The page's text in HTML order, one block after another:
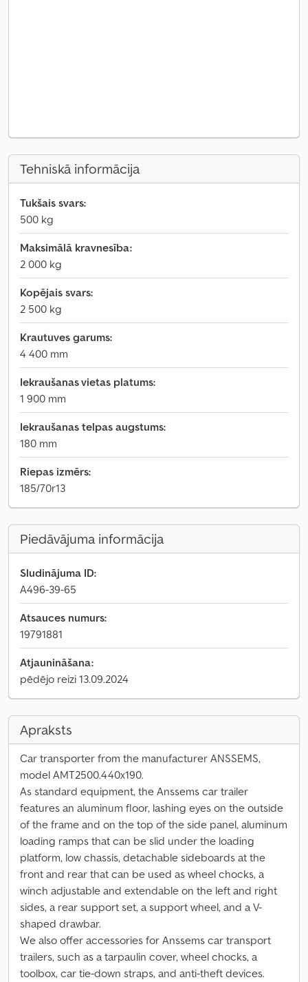
Tehniskā informācija
Tukšais svars:
500 kg
Maksimālā kravnesība:
2 000 kg
Kopējais svars:
2 500 kg
Krautuves garums:
4 400 mm
Iekraušanas vietas platums:
1 900 mm
Iekraušanas telpas augstums:
180 mm
Riepas izmērs:
185/70r13
Piedāvājuma informācija
Sludinājuma ID:
A496-39-65
Atsauces numurs:
19791881
Atjaunināšana:
pēdējo reizi 13.09.2024
Apraksts
Car transporter from the manufacturer ANSSEMS,
model AMT2500.440x190.
As standard equipment, the Anssems car trailer
features an aluminum floor, lashing eyes on the outside
of the frame and on the top of the side panel, aluminum
loading ramps that can be slid under the loading
platform, low chassis, detachable sideboards at the
front and rear that can be used as wheel chocks, a
winch adjustable and extendable on the left and right
sides, a rear support set, a support wheel, and a V-
shaped drawbar.
We also offer accessories for Anssems car transport
trailers, such as a tarpaulin cover, wheel chocks, a
toolbox, car tie-down straps, and anti-theft devices.